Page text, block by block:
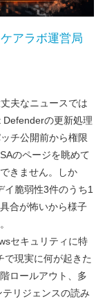
アラボ運営局
夫なニュースでは
の更新処理
チ公開前から権限
のページを眺めて
きません。しか
イ脆弱性3件のうち1
合が怖いから様子
セキュリティに特
現実に何が起きた
ロールアウト、多
リジェンスの読み